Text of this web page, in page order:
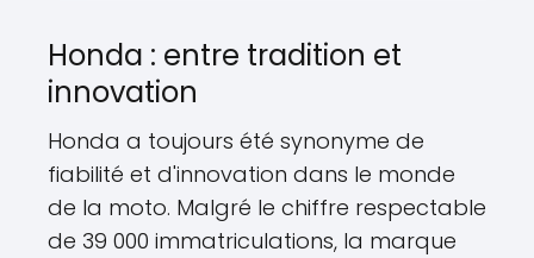
Honda : entre tradition et
innovation
Honda a toujours été synonyme de
fiabilité et d'innovation dans le monde
de la moto. Malgré le chiffre respectable
de 39 000 immatriculations, la marque